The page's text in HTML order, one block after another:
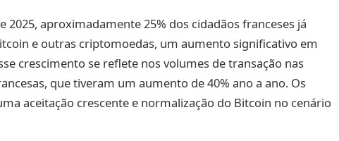
aproximadamente 25% dos cidadãos franceses já
e outras criptomoedas, um aumento significativo em
crescimento se reflete nos volumes de transação nas
que tiveram um aumento de 40% ano a ano. Os
aceitação crescente e normalização do Bitcoin no cenário